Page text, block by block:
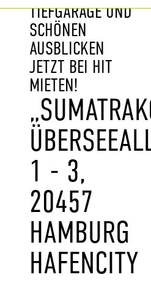
TIEFGARAGE UND
SCHÖNEN
AUSBLICKEN
JETZT BEI HIT
MIETEN!
1 - 3,
20457
HAMBURG
HAFENCITY